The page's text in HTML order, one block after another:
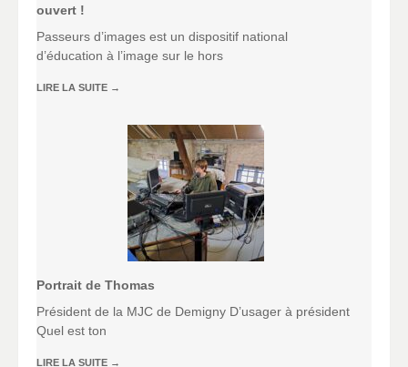
ouvert !
Passeurs d’images est un dispositif national
d’éducation à l’image sur le hors
LIRE LA SUITE →
Portrait de Thomas
Président de la MJC de Demigny D’usager à président
Quel est ton
LIRE LA SUITE →